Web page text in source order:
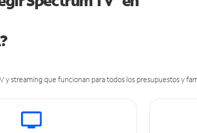
y streaming que funcionan para todos los presupuestos y